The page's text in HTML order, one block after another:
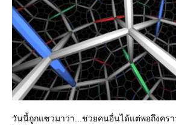
วันนี้ถูกแซวมาว่า...ช่วยคนอื่นได้แต่พอถึงครา